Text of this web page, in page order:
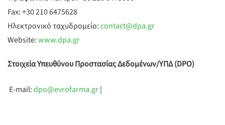
Fax: +30 210 6475628
Ηλεκτρονικό ταχυδρομείο:contact@dpa.gr
Website:www.dpa.gr
Στοιχεία Υπευθύνου ΠροστασίαςΔεδομένων/ΥΠΔ(DPO)
E-mail:dpo@evrofarma.gr|